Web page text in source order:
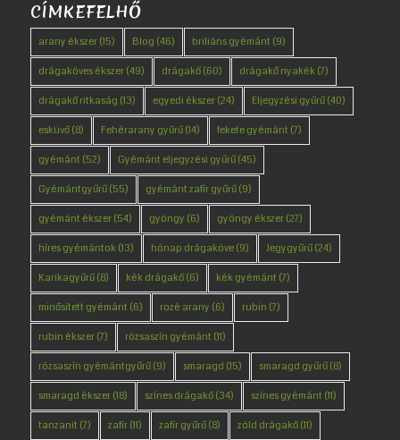
CÍMKEFELHŐ
arany ékszer(15) Blog (46) briliáns gyémánt (9)
drágaköves ékszer(49) drágakő(60) drágakő nyakék(7)
drágakő ritkaság (13) egyedi ékszer(24) Eljegyzési gyűrű(40)
esküvő(8) Fehérarany gyűrű(14) fekete gyémánt (7)
gyémánt (52) Gyémánt eljegyzési gyűrű(45)
Gyémántgyűrű(55) gyémánt zafír gyűrű(9)
gyémánt ékszer(54) gyöngy (6) gyöngy ékszer(27)
híres gyémántok(13) hónap drágaköve(9) Jegygyűrű(24)
Karikagyűrű(8) kék drágakő(6) kék gyémánt (7)
minősített gyémánt (6) rozé arany (6) rubin (7)
rubin ékszer(7) rózsaszín gyémánt (11)
rózsaszín gyémántgyűrű(9) smaragd (15) smaragd gyűrű(8)
smaragd ékszer(18) színes drágakő(34) színes gyémánt (11)
tanzanit (7) zafír(11) zafír gyűrű(8) zöld drágakő(11)